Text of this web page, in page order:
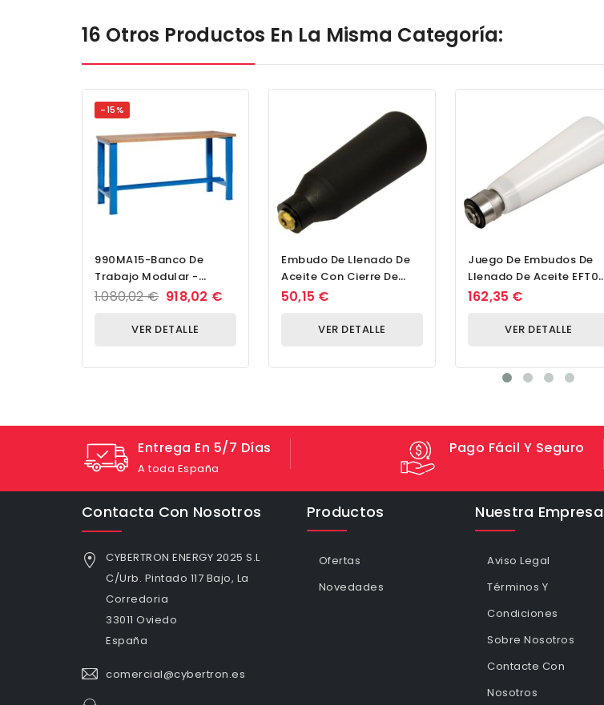
16 Otros Productos En La Misma Categoría:
-15%
990MA15-Banco De
Trabajo Modular -
Módulo A15
1.080,02 € 918,02 €
VER DETALLE
Embudo De Llenado De
Aceite Con Cierre De
Bayoneta
50,15 €
VER DETALLE
Juego De Embudos De
Llenado De Aceite EFT01
Con Adaptador
162,35 €
VER DETALLE
Entrega En 5/7 Días
A toda España
Pago Fácil Y Seguro
Contacta Con Nosotros
CYBERTRON ENERGY 2025 S.L
C/Urb. Pintado 117 Bajo, La
Corredoria
33011 Oviedo
España
comercial@cybertron.es
Productos
Ofertas
Novedades
Nuestra Empresa
Aviso Legal
Términos Y
Condiciones
Sobre Nosotros
Contacte Con
Nosotros